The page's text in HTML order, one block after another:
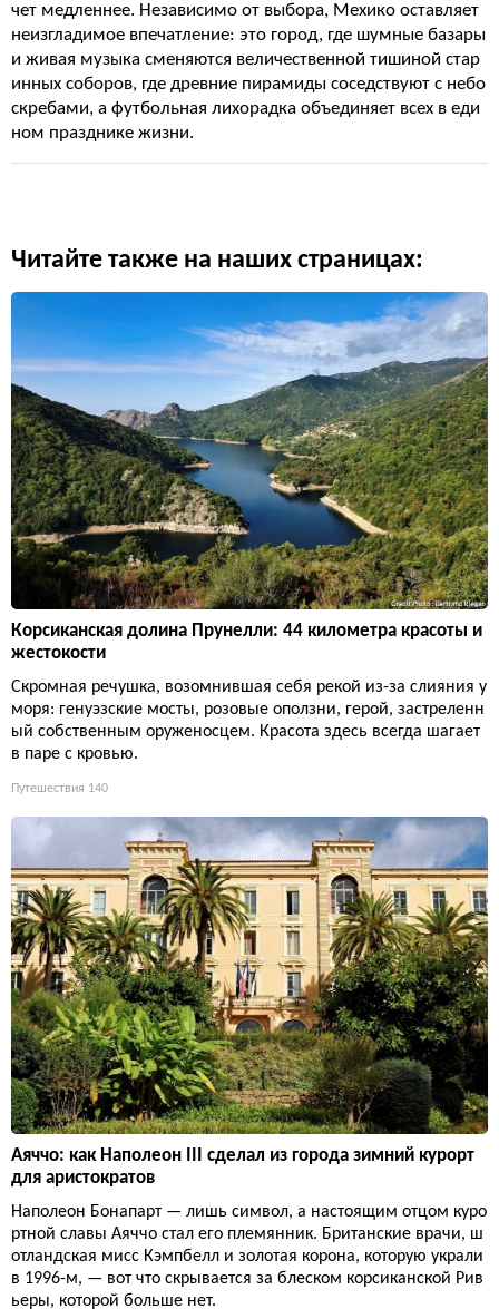
чет медленнее. Независимо от выбора, Мехико оставляет
неизгладимое впечатление: это город, где шумные базары
и живая музыка сменяются величественной тишиной стар
инных соборов, где древние пирамиды соседствуют с небо
скребами, а футбольная лихорадка объединяет всех в еди
ном празднике жизни.
Читайте также на наших страницах:
Корсиканская долина Прунелли: 44 километра красоты и
жестокости
Скромная речушка, возомнившая себя рекой из-за слияния у
моря: генуэзские мосты, розовые оползни, герой, застреленн
ый собственным оруженосцем. Красота здесь всегда шагает
в паре с кровью.
Путешествия 140
Аяччо: как Наполеон III сделал из города зимний курорт
для аристократов
Наполеон Бонапарт — лишь символ, а настоящим отцом куро
ртной славы Аяччо стал его племянник. Британские врачи, ш
отландская мисс Кэмпбелл и золотая корона, которую украли
в 1996-м, — вот что скрывается за блеском корсиканской Рив
ьеры, которой больше нет.